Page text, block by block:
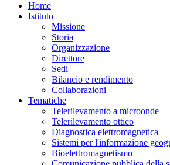
Home
Istituto
Missione
Storia
Organizzazione
Direttore
Sedi
Bilancio e rendimento
Collaborazioni
Tematiche
Telerilevamento a microonde
Telerilevamento ottico
Diagnostica elettromagnetica
Sistemi per l'informazione
Bioelettromagnetismo